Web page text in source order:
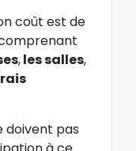
coût est de
,les salles,
doivent pas